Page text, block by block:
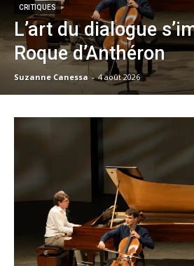
CRITIQUES
L’art du dialogue
Roque d’Anthéron
Suzanne Canessa - 4 août 2026